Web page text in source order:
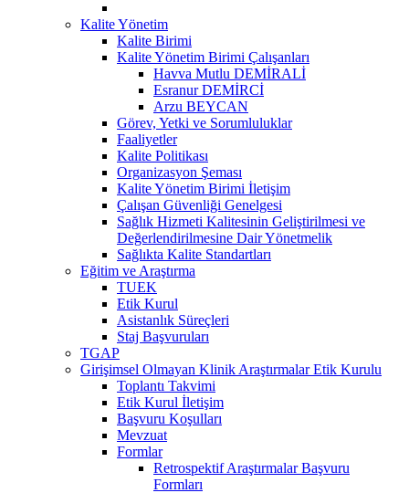
Kalite Yönetim
Kalite Birimi
Kalite Yönetim Birimi Çalışanları
Havva Mutlu DEMİRALİ
Esranur DEMİRCİ
Arzu BEYCAN
Görev, Yetki ve Sorumluluklar
Faaliyetler
Kalite Politikası
Organizasyon Şeması
Kalite Yönetim Birimi İletişim
Çalışan Güvenliği Genelgesi
Sağlık Hizmeti Kalitesinin Geliştirilmesi ve
Değerlendirilmesine Dair Yönetmelik
Sağlıkta Kalite Standartları
Eğitim ve Araştırma
TUEK
Etik Kurul
Asistanlık Süreçleri
Staj Başvuruları
TGAP
Girişimsel Olmayan Klinik Araştırmalar Etik Kurulu
Toplantı Takvimi
Etik Kurul İletişim
Başvuru Koşulları
Mevzuat
Formlar
Retrospektif Araştırmalar Başvuru
Formları